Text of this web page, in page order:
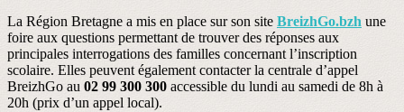
La Région Bretagne a mis en place sur son site BreizhGo.bzh une
foire aux questions permettant de trouver des réponses aux
principales interrogations des familles concernant l’inscription
scolaire. Elles peuvent également contacter la centrale d’appel
BreizhGo au 02 99 300 300 accessible du lundi au samedi de 8h à
20h (prix d’un appel local).